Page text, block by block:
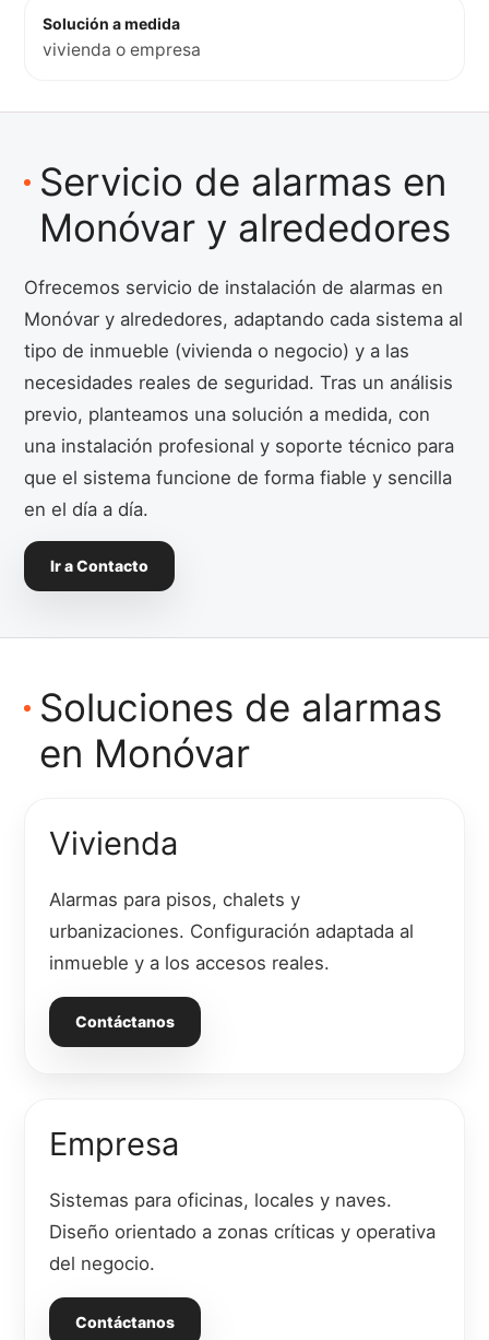
Solución a medida
vivienda o empresa
Servicio de alarmas en
Monóvar y alrededores
Ofrecemos servicio de instalación de alarmas en
Monóvar y alrededores, adaptando cada sistema al
tipo de inmueble (vivienda o negocio) y a las
necesidades reales de seguridad. Tras un análisis
previo, planteamos una solución a medida, con
una instalación profesional y soporte técnico para
que el sistema funcione de forma fiable y sencilla
en el día a día.
Ir a Contacto
Soluciones de alarmas
en Monóvar
Vivienda
Alarmas para pisos, chalets y
urbanizaciones. Configuración adaptada al
inmueble y a los accesos reales.
Contáctanos
Empresa
Sistemas para oficinas, locales y naves.
Diseño orientado a zonas críticas y operativa
del negocio.
Contáctanos